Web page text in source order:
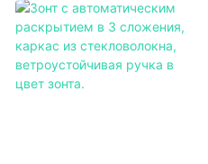
УФ-Излучения,
Складывающийся В 5
Секций Для Компактного
Хранения И Удобной
Переноски.
отличается стильным
покрытием,
обеспечивающим защиту от